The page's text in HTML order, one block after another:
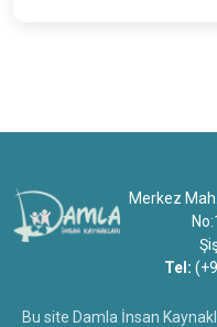
Merkez
Tel:
Bu site Damla İnsan